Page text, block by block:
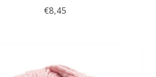
€8,45